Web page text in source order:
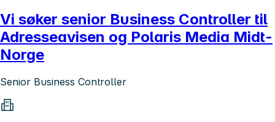
Vi søker senior Business Controller til
Adresseavisen og Polaris Media Midt-
Norge
Senior Business Controller